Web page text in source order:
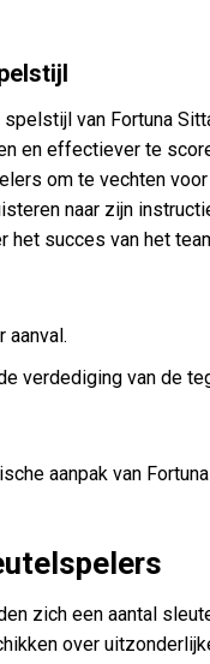
van Fortuna
en effectiever te
om te vechten
naar zijn
het succes van het
aanval.
verdediging van de
aanpak van
zich een aantal
over